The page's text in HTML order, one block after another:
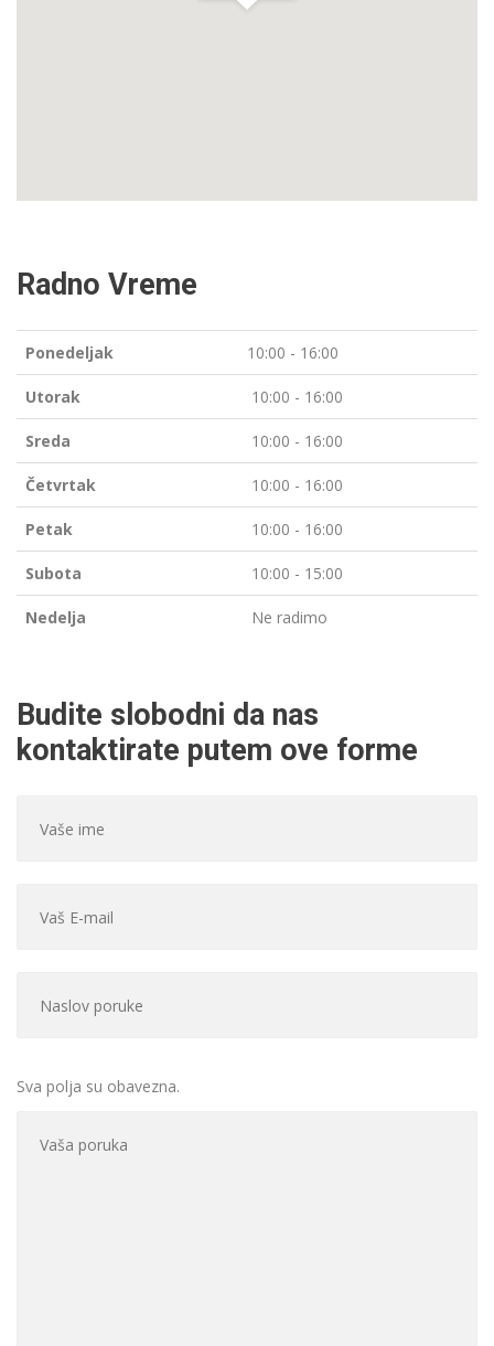
Radno Vreme
Ponedeljak 10:00 - 16:00
Utorak 10:00 - 16:00
Sreda 10:00 - 16:00
Četvrtak 10:00 - 16:00
Petak 10:00 - 16:00
Subota 10:00 - 15:00
Nedelja Ne radimo
Budite slobodni da nas
kontaktirate putem ove forme
Sva polja su obavezna.